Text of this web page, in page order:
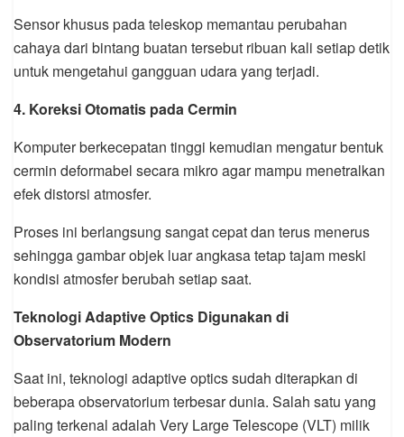
Sensor khusus pada teleskop memantau perubahan
cahaya dari bintang buatan tersebut ribuan kali setiap detik
untuk mengetahui gangguan udara yang terjadi.
4. Koreksi Otomatis pada Cermin
Komputer berkecepatan tinggi kemudian mengatur bentuk
cermin deformabel secara mikro agar mampu menetralkan
efek distorsi atmosfer.
Proses ini berlangsung sangat cepat dan terus menerus
sehingga gambar objek luar angkasa tetap tajam meski
kondisi atmosfer berubah setiap saat.
Teknologi Adaptive Optics Digunakan di
Observatorium Modern
Saat ini, teknologi adaptive optics sudah diterapkan di
beberapa observatorium terbesar dunia. Salah satu yang
paling terkenal adalah Very Large Telescope (VLT) milik